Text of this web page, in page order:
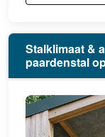
Stalklimaat &
paardenstal